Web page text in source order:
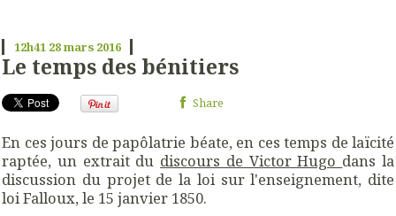
12h41 28mars 2016
Le temps des bénitiers
Share
En ces jours de papôlatrie béate, en ces temps de laïcité
raptée, un extrait du discours de Victor Hugo dans la
discussion du projet de la loi sur l'enseignement, dite
loi Falloux, le 15 janvier 1850.